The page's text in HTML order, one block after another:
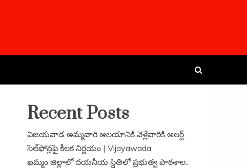
Recent Posts
విజయవాడ అమ్మవారి ఆలయానికి వెళ్లేవారికి అలర్ట్..
సెల్‌ఫోన్లపై కీలక నిర్ణయం | Vijayawada
ఖమ్మం జిల్లాలో దయనీయ స్థితిలో ప్రభుత్వ పాఠశాల..